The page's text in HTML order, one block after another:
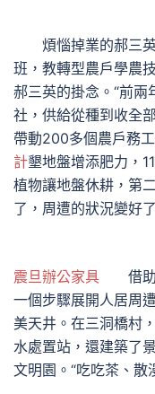
煩惱掉業的郝三英
班，教轉型農戶學農
郝三英的掛念。“前
社，供給從種到收全
帶動200多個農戶務
計墾地盤增添肥力，
植物讓地盤休耕，第
了，周遭的狀況變好
震旦辦公家具 借助
一個步驟展開人居周
美天井。在三洞橋村
水處置站，還建築了
文明園。“吃吃茶、散